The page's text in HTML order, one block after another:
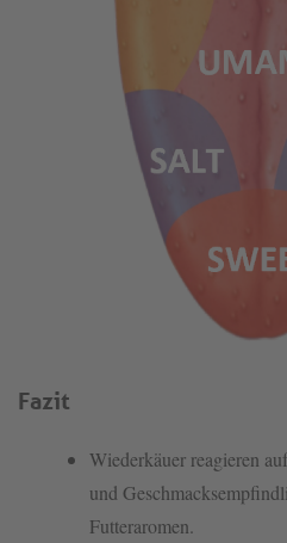
Fazit
Wiederkäuer reagieren
und
Futteraromen.